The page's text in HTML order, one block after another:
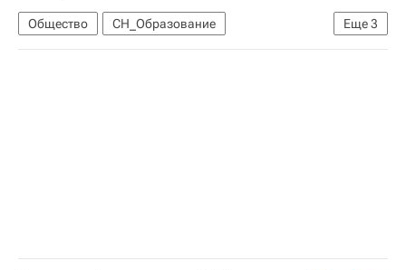
Еще3
Общество
СН_Образование
Навигатор абитуриента